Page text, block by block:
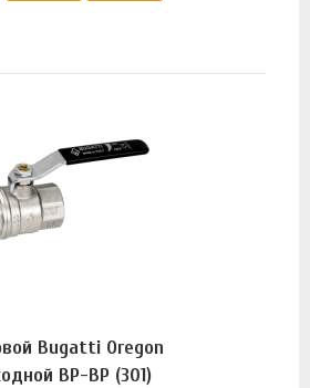
Bugatti Oregon
ВР-ВР (301)